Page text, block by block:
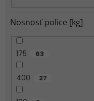
Nosnosť police [kg]
175 63
400 27